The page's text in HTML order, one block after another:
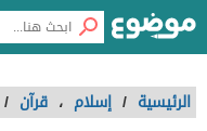
الرئيسية / إسلام ، قرآن /